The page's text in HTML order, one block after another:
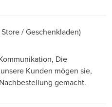
/ Geschenkladen)
Die
Kunden mögen sie,
gemacht.